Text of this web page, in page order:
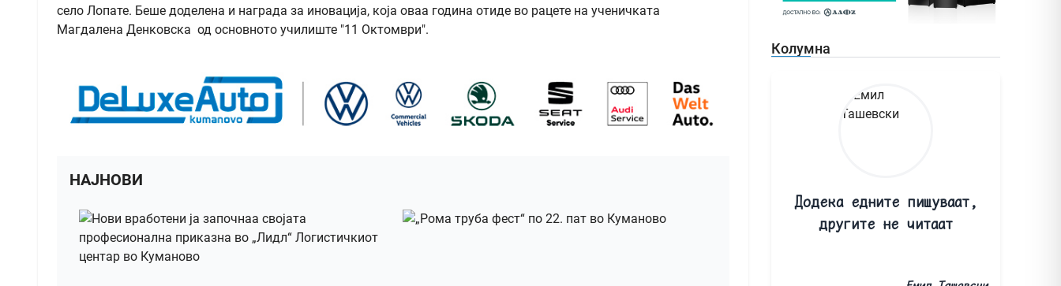
село Лопате. Беше доделена и награда за иновација, која оваа година отиде во рацете на ученичката
Магдалена Денковска од основното училиште "11 Октомври".
НАЈНОВИ
Колумна
Додека едните пишуваат,
другите не читаат